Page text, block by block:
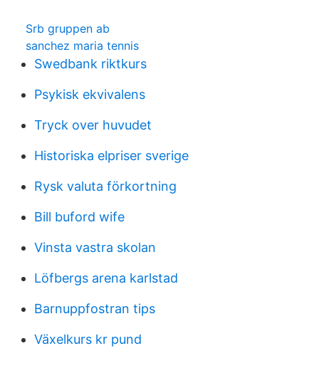
Srb gruppen ab
sanchez maria tennis
Swedbank riktkurs
Psykisk ekvivalens
Tryck over huvudet
Historiska elpriser sverige
Rysk valuta förkortning
Bill buford wife
Vinsta vastra skolan
Löfbergs arena karlstad
Barnuppfostran tips
Växelkurs kr pund